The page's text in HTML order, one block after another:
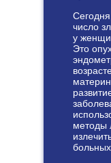
число
у
Это
методы
больных.